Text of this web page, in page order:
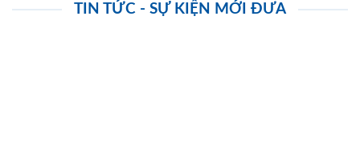
TIN TỨC - SỰ KIỆN MỚI ĐƯA